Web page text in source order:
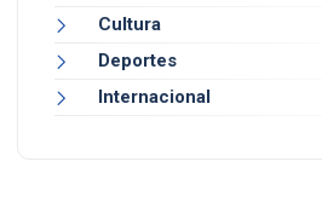
Cultura
Deportes
Internacional